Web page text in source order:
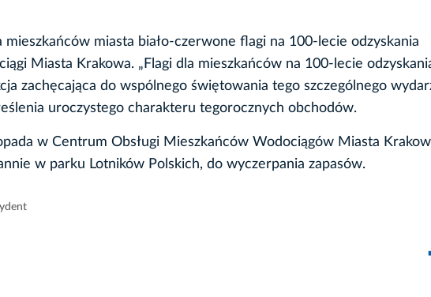
miasta biało-czerwone flagi na 100-lecie odzyskania
Miasta Krakowa. „Flagi dla mieszkańców na 100-lecie
zachęcająca do wspólnego świętowania tego szczególnego
uroczystego charakteru tegorocznych obchodów.
w Centrum Obsługi Mieszkańców Wodociągów Miasta
w parku Lotników Polskich, do wyczerpania zapasów.